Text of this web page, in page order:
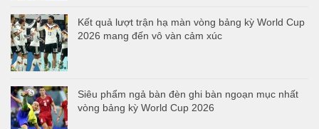
Kết quả lượt trận hạ màn vòng bảng kỳ World Cup
2026 mang đến vô vàn cảm xúc
Siêu phẩm ngả bàn đèn ghi bàn ngoạn mục nhất
vòng bảng kỳ World Cup 2026